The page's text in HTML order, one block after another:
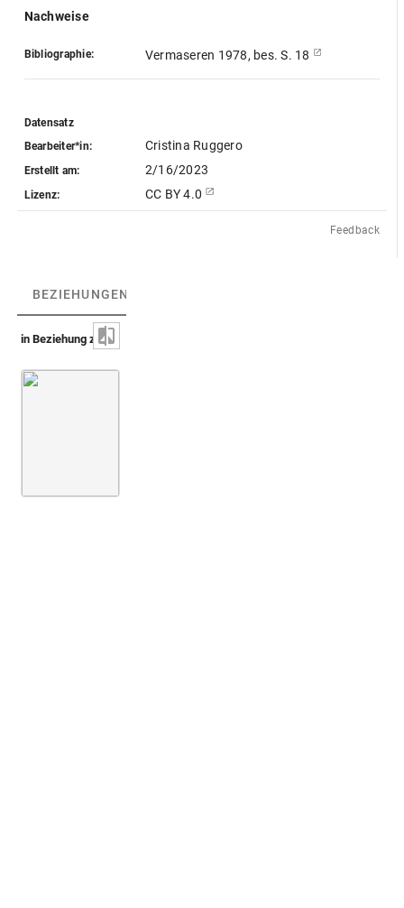
Nachweise
Bibliographie: Vermaseren 1978, bes. S. 18
Datensatz
Bearbeiter*in:
Cristina Ruggero
Erstellt am: 2/16/2023
Lizenz: CC BY 4.0
Feedback
BEZIEHUNGEN
in Beziehung zu